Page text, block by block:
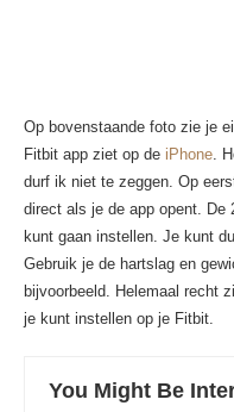
Op bovenstaande foto zie je
Fitbit app ziet op de iPhone .
durf ik niet te zeggen. Op
direct als je de app opent. De
kunt gaan instellen. Je kunt
Gebruik je de hartslag en
bijvoorbeeld. Helemaal recht
je kunt instellen op je Fitbit.
You Might Be